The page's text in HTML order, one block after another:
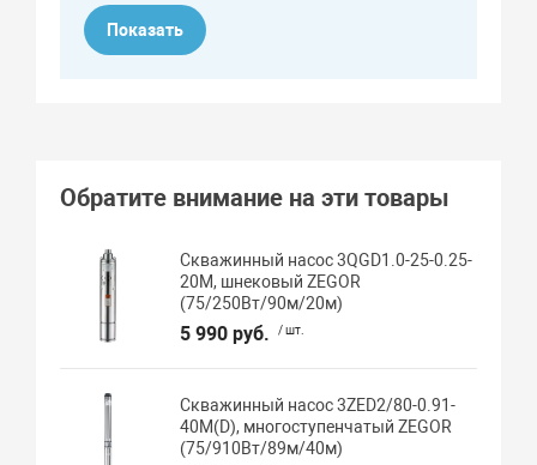
Показать
Обратите внимание на эти товары
Скважинный насос 3QGD1.0-25-0.25-
20M, шнековый ZEGOR
(75/250Вт/90м/20м)
5 990 руб. / шт.
Скважинный насос 3ZED2/80-0.91-
40M(D), многоступенчатый ZEGOR
(75/910Вт/89м/40м)